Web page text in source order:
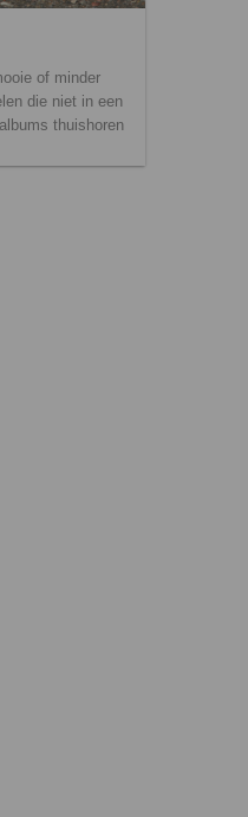
of minder
die niet in een
thuishoren